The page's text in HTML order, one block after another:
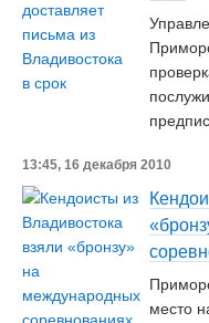
13:45, 16 декабря 2010
место